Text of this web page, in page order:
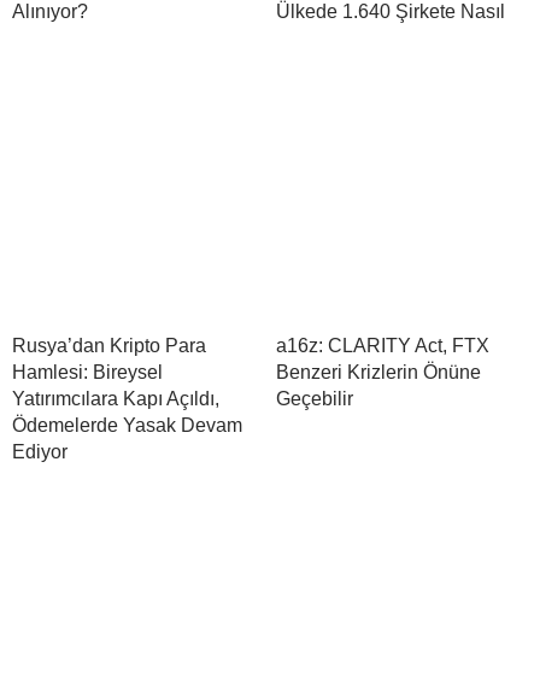
Alınıyor?
Ülkede 1.640 Şirkete Nasıl
Rusya’dan Kripto Para
Hamlesi: Bireysel
Yatırımcılara Kapı Açıldı,
Ödemelerde Yasak Devam
Ediyor
a16z: CLARITY Act, FTX
Benzeri Krizlerin Önüne
Geçebilir